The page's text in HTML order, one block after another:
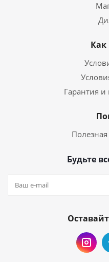
Как
Гарантия и
Будьте